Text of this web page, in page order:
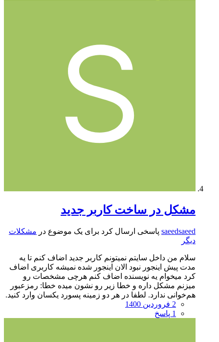
مشکل در ساخت کاربر جدید
saeedsaeed پاسخی ارسال کرد برای یک موضوع در مشکلات
دیگر
سلام من داخل سایتم نمیتونم کاربر جدید اضاف کنم تا یه
مدت پیش اینجور نبود الان اینجور شده نمیشه کاربری اضاف
کرد میخوام یه نویسنده اضاف کنم هرچی مشخصات رو
میزنم مشکل داره و خطا زیر رو نشون میده خطا: رمزعبور
هم‌خوانی ندارد. لطفا در هر دو زمینه پسورد یکسان وارد کنید.
2 فروردین 1400
1 پاسخ